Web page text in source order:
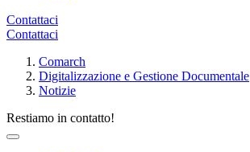
Contattaci
Contattaci
Comarch
Digitalizzazione e Gestione Documentale
Notizie
Restiamo in contatto!